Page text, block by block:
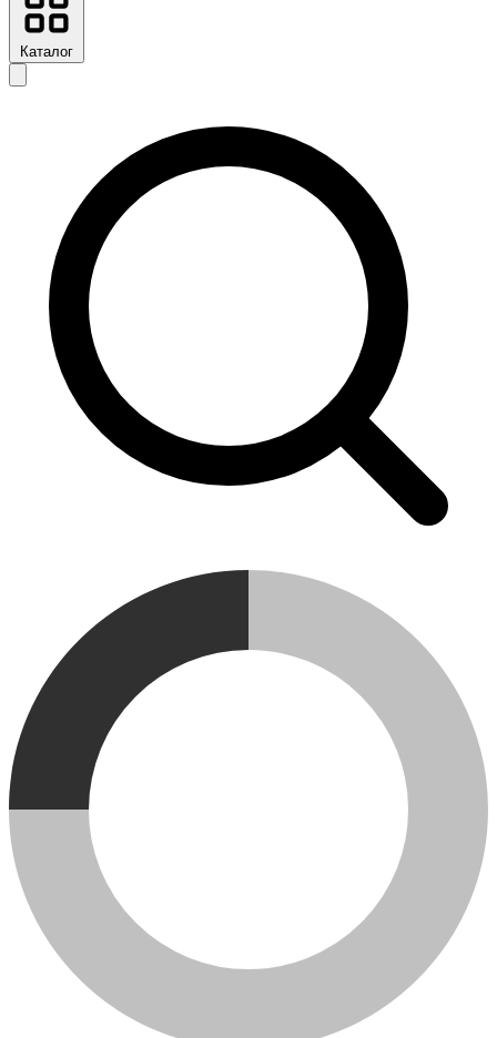
Каталог